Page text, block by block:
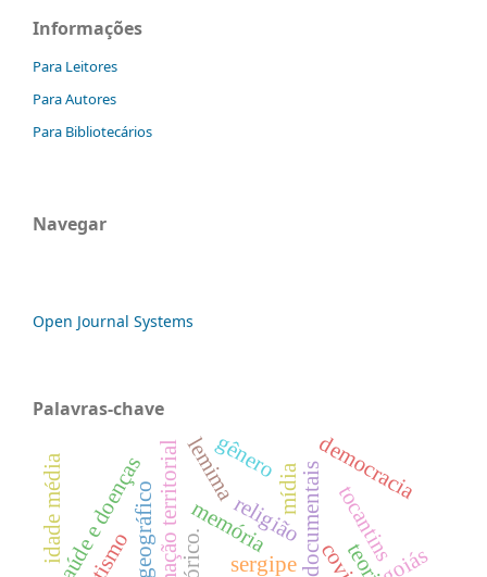
Informações
Para Leitores
Para Autores
Para Bibliotecários
Navegar
Open Journal Systems
Palavras-chave
memória
formação territorial religião
mídia
sergipe
democracia
saúde e doenças goiás
tocantins
idade média lemimagênero